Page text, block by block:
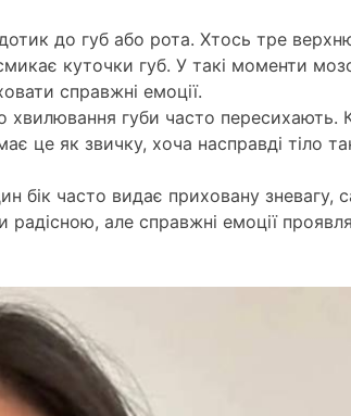
до губ або рота. Хтось тре
куточки губ. У такі моменти
справжні емоції.
хвилювання губи часто пересихають.
це як звичку, хоча насправді тіло
бік часто видає приховану зневагу,
але справжні емоції